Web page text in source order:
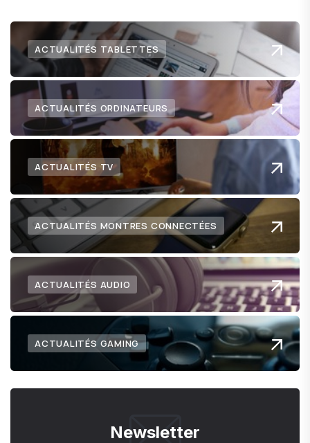
ACTUALITÉS TABLETTES
ACTUALITÉS ORDINATEURS
ACTUALITÉS TV
ACTUALITÉS MONTRES CONNECTÉES
ACTUALITÉS AUDIO
ACTUALITÉS GAMING
Newsletter